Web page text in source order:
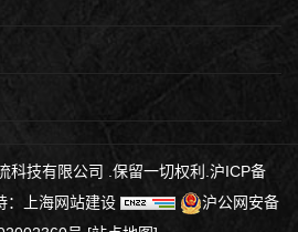
技有限公司 .保留一切权利. 沪ICP备
上海网站建设
沪公网安备